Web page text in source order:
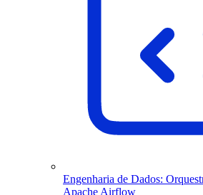
Engenharia de Dados:
Apache Airflow